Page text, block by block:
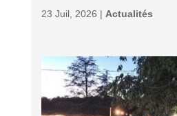
23 Juil, 2026 | Actualités